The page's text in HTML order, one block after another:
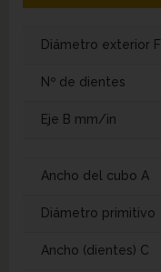
Diámetro exterior F
Nº de dientes
Eje B mm/in
Ancho del cubo A
Diámetro primitivo
Ancho (dientes) C